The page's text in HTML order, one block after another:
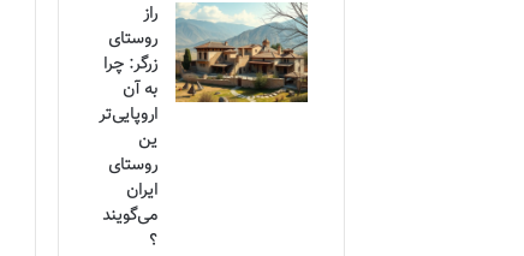
راز
روستای
زرگر: چرا
به آن
اروپایی‌تر
ین
روستای
ایران
می‌گویند
؟